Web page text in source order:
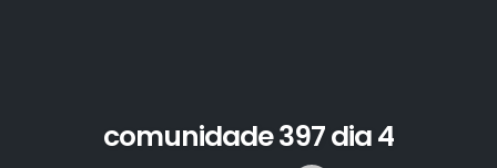
comunidade 397 dia 4